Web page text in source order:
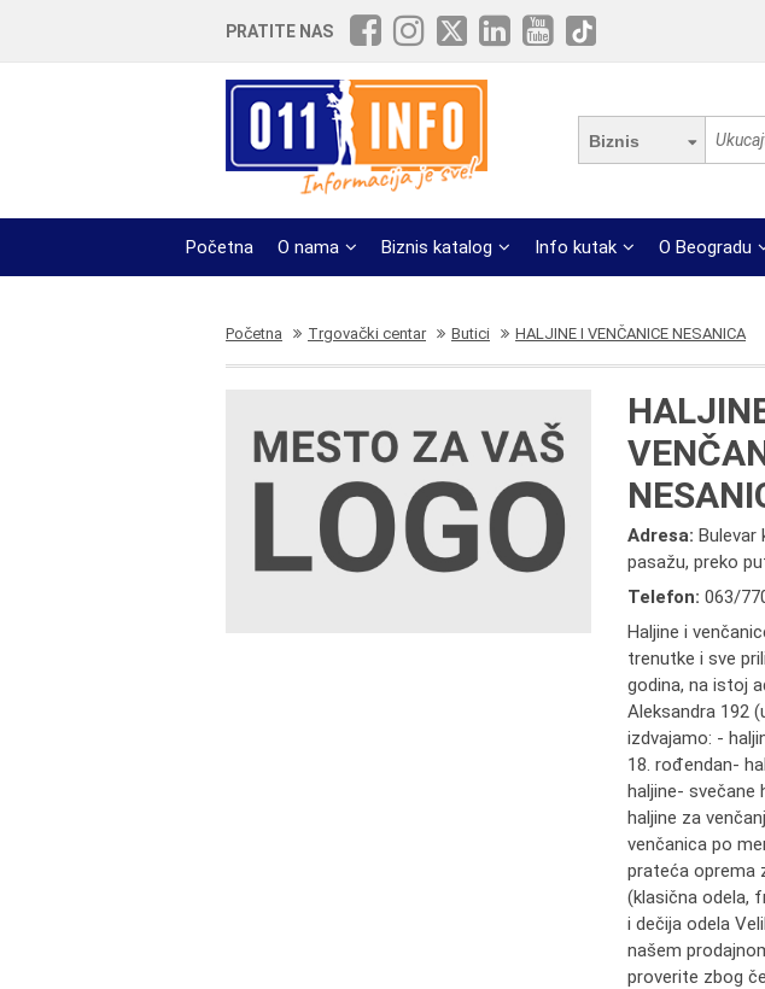
PRATITE NAS
Biznis
Početna O nama Biznis katalog Info kutak O Beogradu
Početna Trgovački centar Butici HALJINE I VENČANICE NESANICA
Adresa:Bulevar
pasažu, preko
Telefon:063/
Haljine i
trenutke i sve
godina, na istoj
Aleksandra 192
izdvajamo: -
18. rođendan-
haljine- svečane
haljine za
venčanica po
prateća oprema
(klasična odela,
i dečija odela
našem
proverite zbog